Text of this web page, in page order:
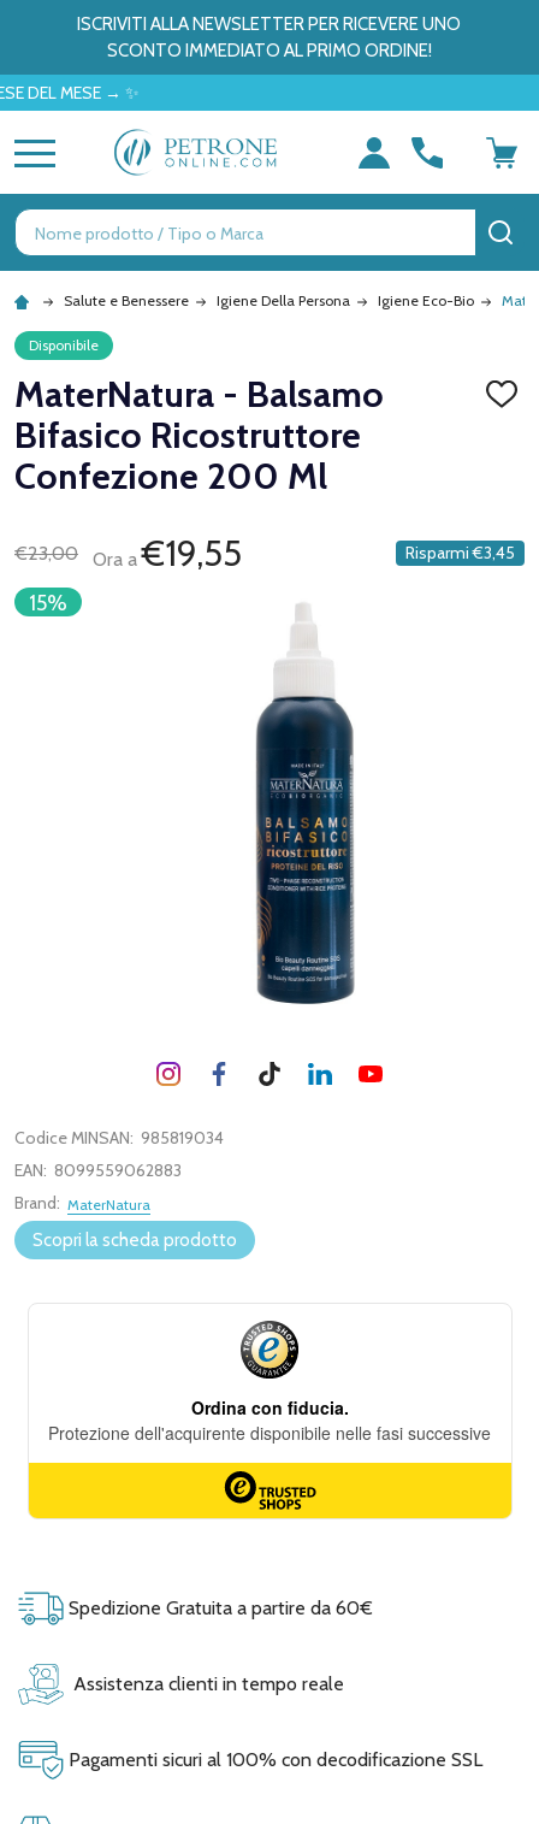
ISCRIVITI ALLA NEWSLETTER PER RICEVERE UNO
SCONTO IMMEDIATO AL PRIMO ORDINE!
MESE → ✨
Ricerca
Salute e Benessere Igiene Della Persona Igiene Eco-Bio
Disponibile
MaterNatura - Balsamo
Bifasico Ricostruttore
Confezione 200 Ml
€23,00 Ora a€19,55 Risparmi €3,45
15%
Codice MINSAN: 985819034
EAN: 8099559062883
Brand: MaterNatura
Scopri la scheda prodotto
Spedizione Gratuita a partire da 60€
Assistenza clienti in tempo reale
Pagamenti sicuri al 100% con decodificazione SSL